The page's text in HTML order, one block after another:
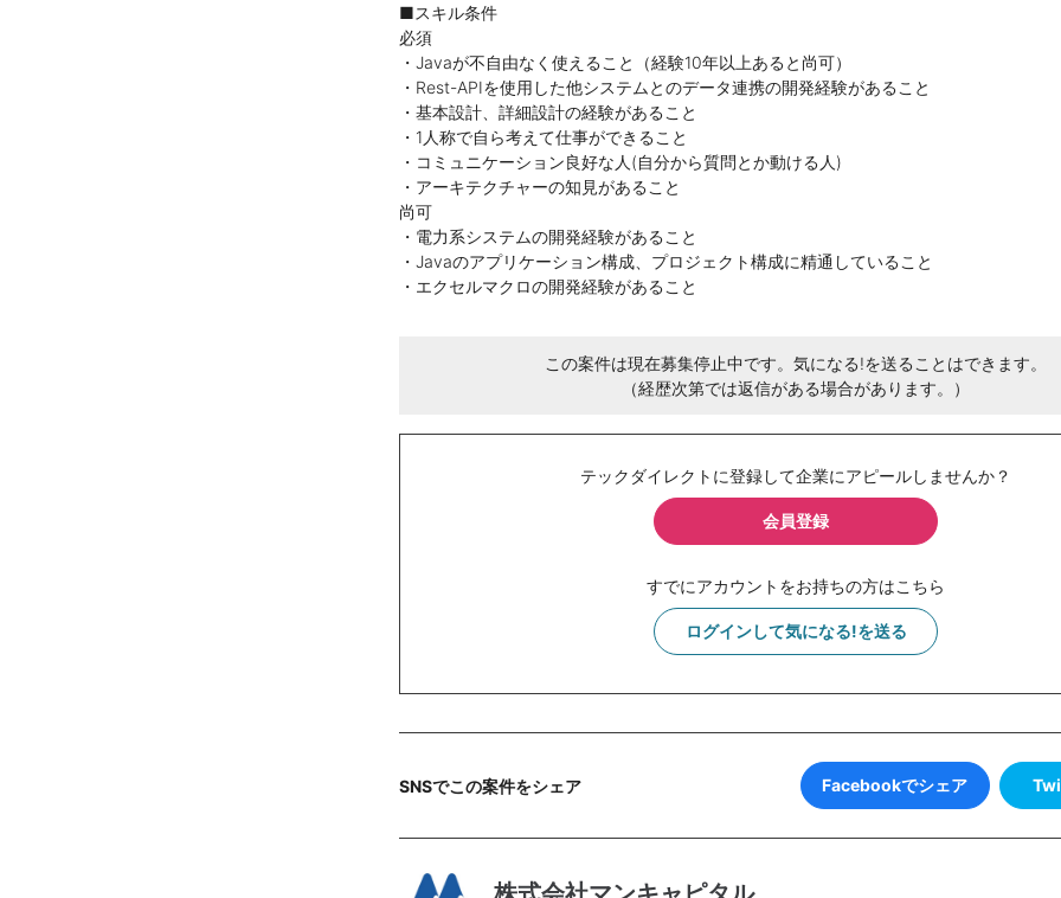
■スキル条件
必須
・Javaが不自由なく使えること（経験10年以上あると尚可）
・Rest-APIを使用した他システムとのデータ連携の開発経験があること
・基本設計、詳細設計の経験があること
・1人称で自ら考えて仕事ができること
・コミュニケーション良好な人(自分から質問とか動ける人)
・アーキテクチャーの知見があること
尚可
・電力系システムの開発経験があること
・Javaのアプリケーション構成、プロジェクト構成に精通していること
・エクセルマクロの開発経験があること
この案件は現在募集停止中です。気になる!を送ることはできます。
（経歴次第では返信がある場合があります。）
テックダイレクトに登録して企業にアピールしませんか？
会員登録
すでにアカウントをお持ちの方はこちら
ログインして気になる!を送る
SNSでこの案件をシェア Facebookでシェア